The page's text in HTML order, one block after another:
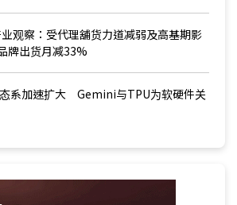
观察：受代理舖货力道减弱及高基期影
出货月减33%
系加速扩大 Gemini与TPU为软硬件关